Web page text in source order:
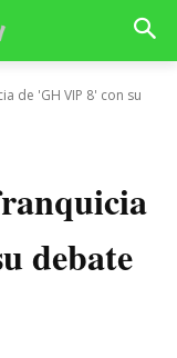
de 'GH VIP 8' con su
debate